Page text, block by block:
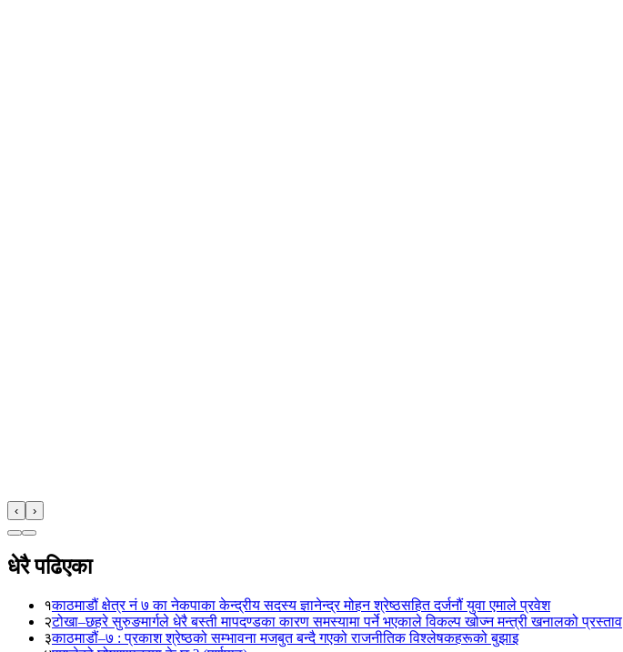
‹ ›
धेरै पढिएका
१काठमाडौं क्षेत्र नं ७ का नेकपाका केन्द्रीय सदस्य ज्ञानेन्द्र मोहन श्रेष्ठसहित दर्जनौं युवा एमाले प्रवेश
२टोखा–छहरे सुरुङमार्गले धेरै बस्ती मापदण्डका कारण समस्यामा पर्ने भएकाले विकल्प खोज्न मन्त्री खनालको प्रस्ताव
३काठमाडौं–७ : प्रकाश श्रेष्ठको सम्भावना मजबुत बन्दै गएको राजनीतिक विश्लेषकहरूको बुझाइ